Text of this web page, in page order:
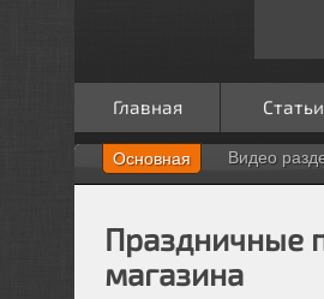
Главная Статьи
Основная Видео
Праздничные
магазина